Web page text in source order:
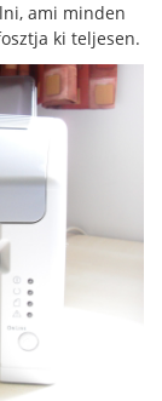
ami minden
ki teljesen.